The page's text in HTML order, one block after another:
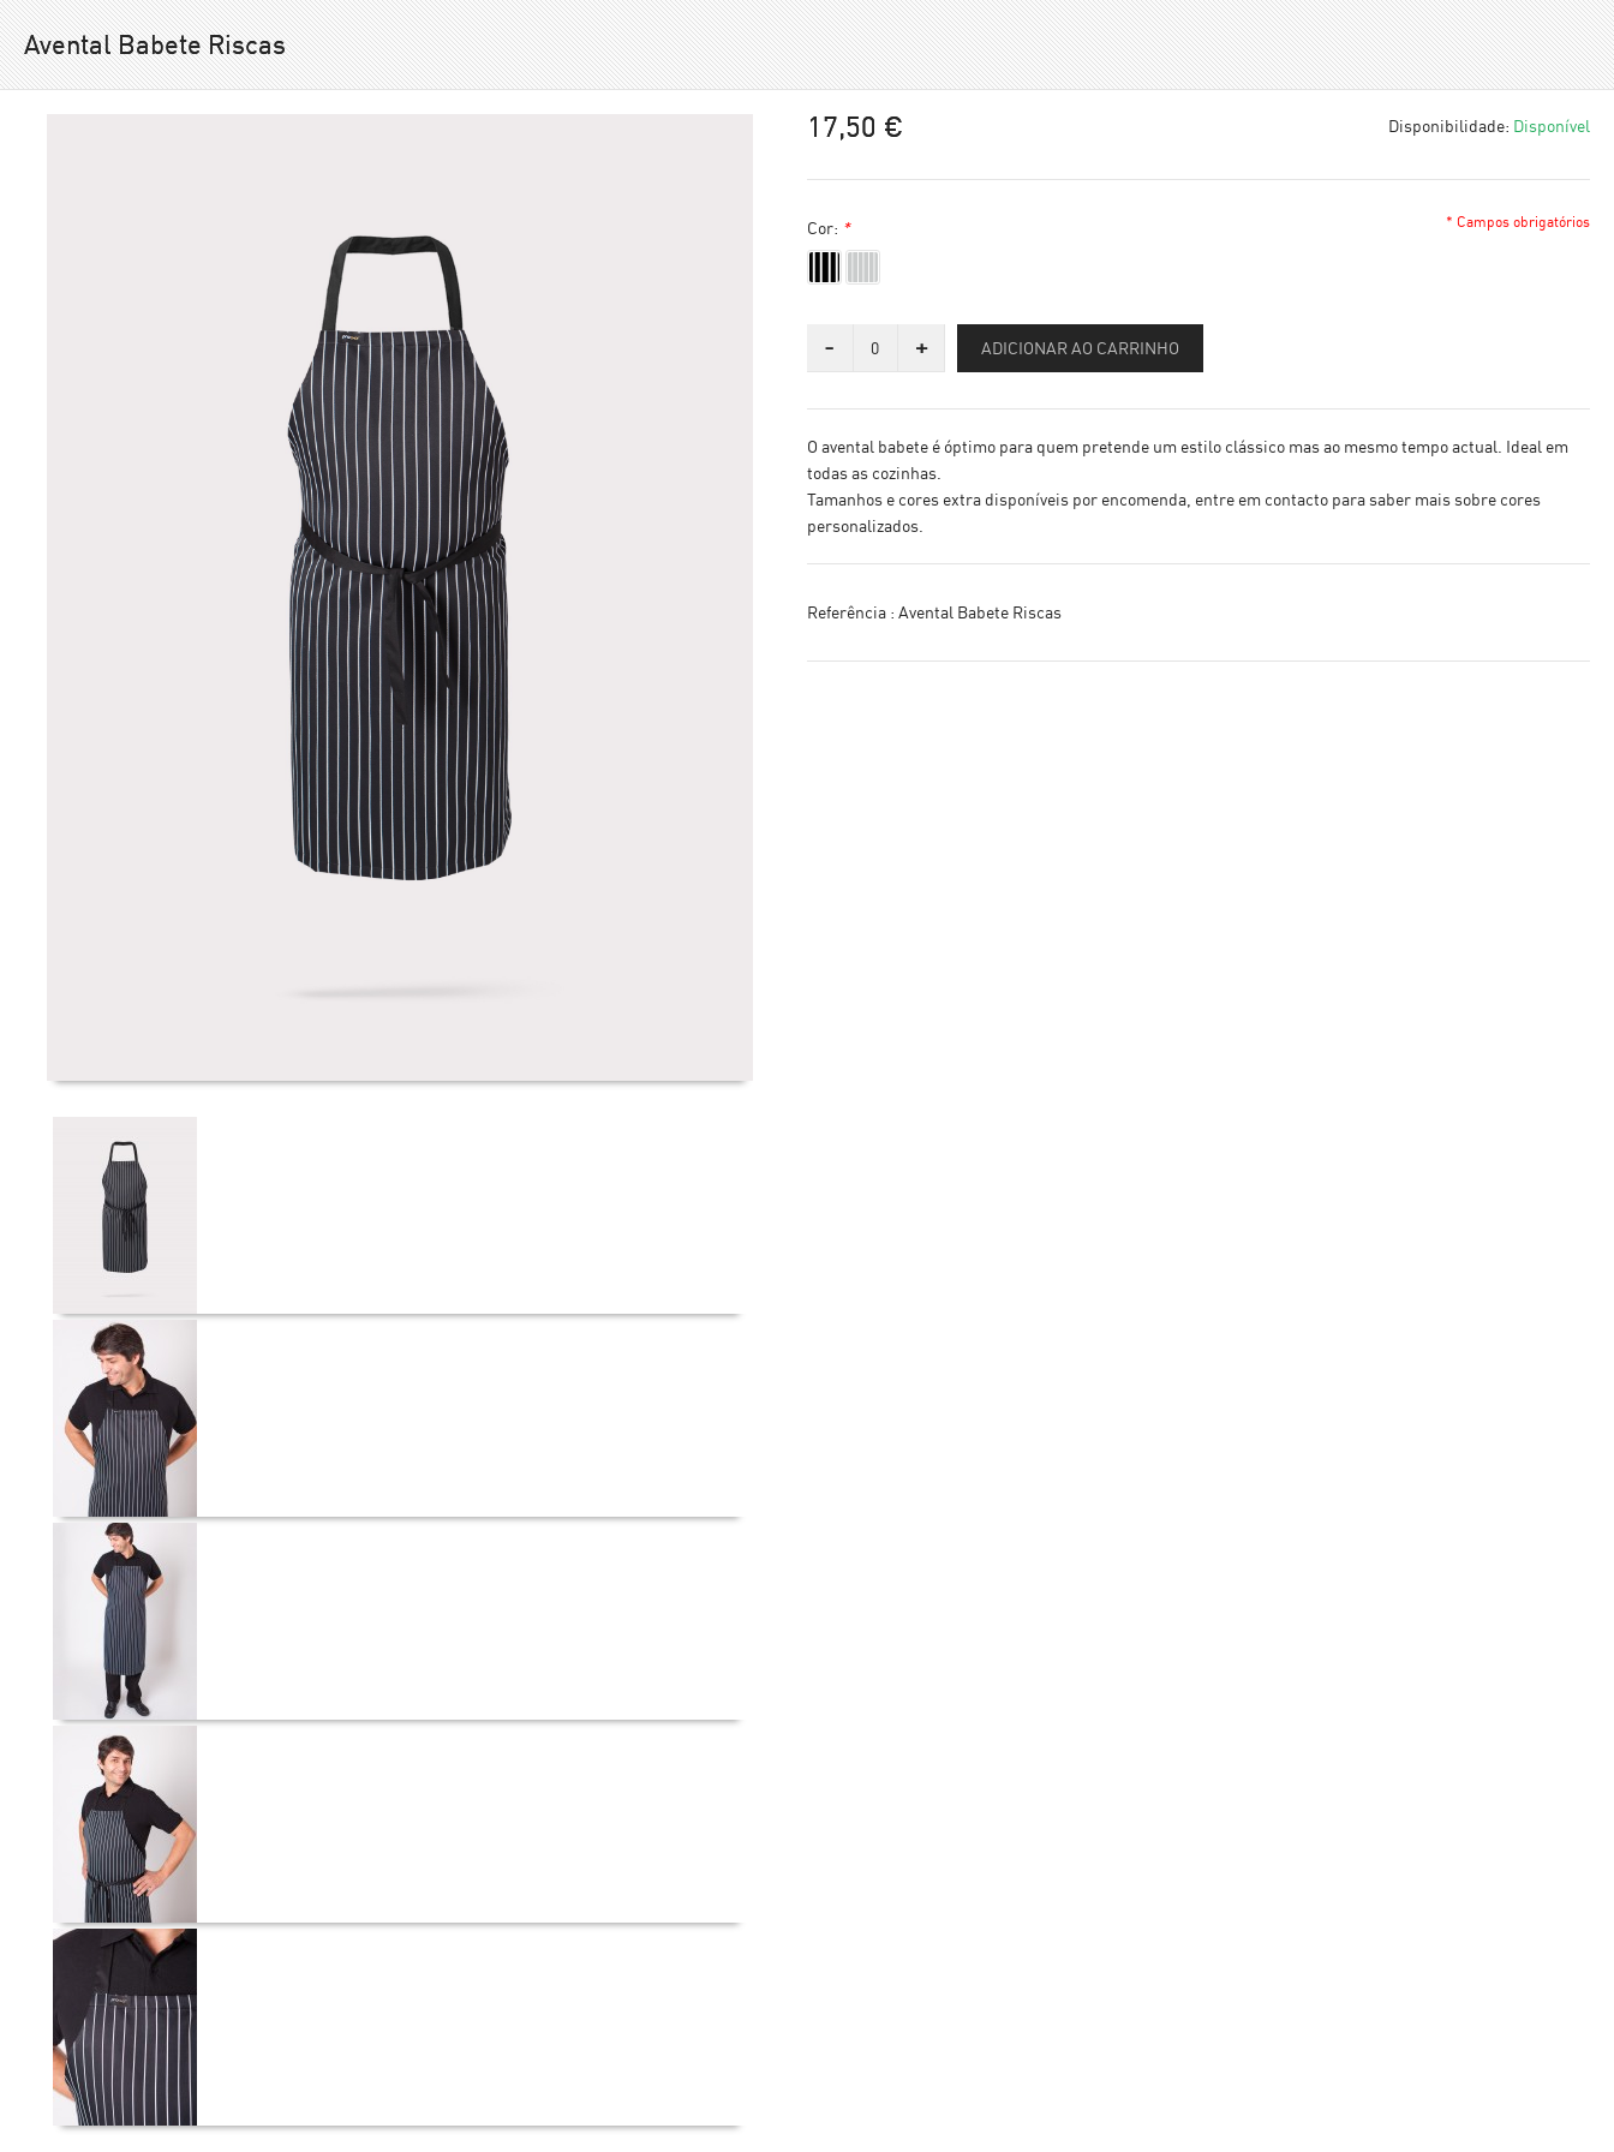
Avental Babete Riscas
17,50 € Disponibilidade: Disponível
*
Cor: * Campos obrigatórios
- + ADICIONAR AO CARRINHO
O avental babete é óptimo para quem pretende um estilo clássico mas ao mesmo tempo actual. Ideal em
todas as cozinhas.
Tamanhos e cores extra disponíveis por encomenda, entre em contacto para saber mais sobre cores
personalizados.
Referência : Avental Babete Riscas